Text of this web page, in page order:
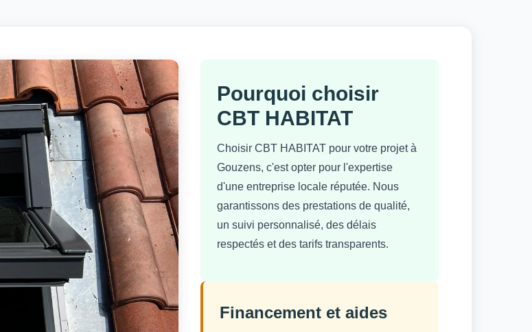
Pourquoi choisir
CBT HABITAT
Choisir CBT HABITAT pour votre projet à
Gouzens, c'est opter pour l'expertise
d'une entreprise locale réputée. Nous
garantissons des prestations de qualité,
un suivi personnalisé, des délais
respectés et des tarifs transparents.
Financement et aides